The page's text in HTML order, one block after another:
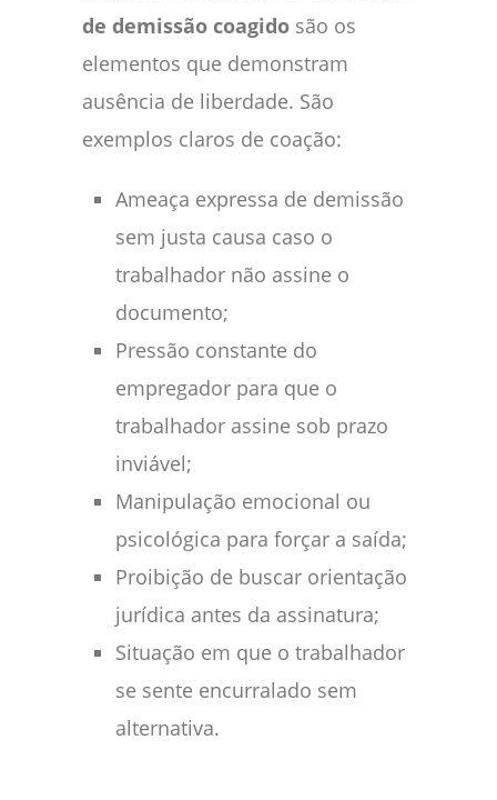
de demissão coagido são os
elementos que demonstram
ausência de liberdade. São
exemplos claros de coação:
Ameaça expressa de demissão
sem justa causa caso o
trabalhador não assine o
documento;
Pressão constante do
empregador para que o
trabalhador assine sob prazo
inviável;
Manipulação emocional ou
psicológica para forçar a saída;
Proibição de buscar orientação
jurídica antes da assinatura;
Situação em que o trabalhador
se sente encurralado sem
alternativa.